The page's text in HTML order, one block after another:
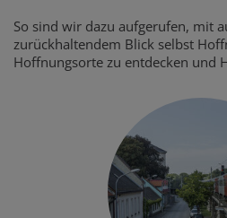
So sind wir dazu aufgerufen, mit
zurückhaltendem Blick selbst
Hoffnungsorte zu entdecken und